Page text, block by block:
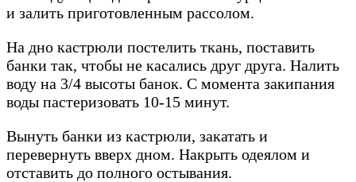
и залить приготовленным рассолом.
На дно кастрюли постелить ткань, поставить
банки так, чтобы не касались друг друга. Налить
воду на 3/4 высоты банок. С момента закипания
воды пастеризовать 10-15 минут.
Вынуть банки из кастрюли, закатать и
перевернуть вверх дном. Накрыть одеялом и
отставить до полного остывания.